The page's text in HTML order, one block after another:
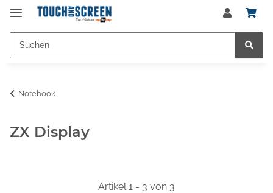
Notebook
ZX Display
Artikel 1 - 3 von 3